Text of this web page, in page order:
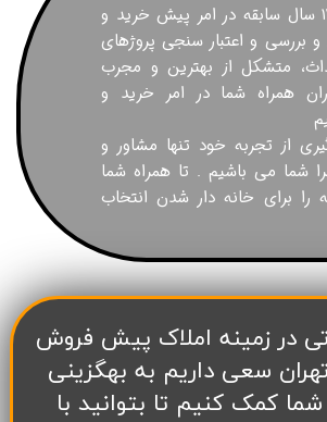
تیم ما با ۱۲ سال سابقه در امر پیش خرید و
و اعتبار سنجی پروژهای
متشکل از بهترین و مجرب
همراه شما در امر خرید و
از تجربه خود تنها مشاور و
شما می باشیم . تا همراه شما
را برای خانه دار شدن انتخاب
در زمینه املاک پیش فروش
در منطقه 22 تهران سعی داریم به بهگزینی
کمک کنیم تا بتوانید با